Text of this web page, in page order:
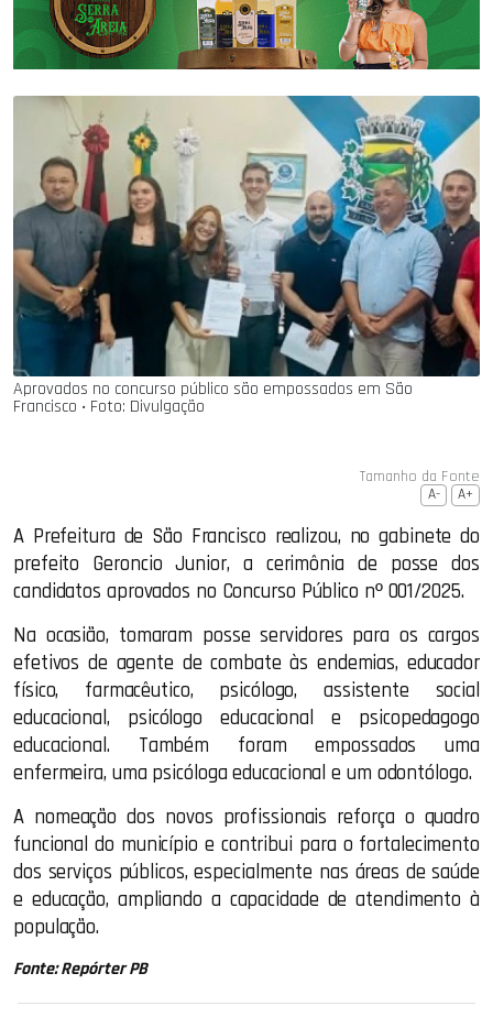
Aprovados no concurso público são empossados em São
Francisco ‧ Foto: Divulgação
Tamanho da Fonte
A- A+
A Prefeitura de São Francisco realizou, no gabinete do
prefeito Geroncio Junior, a cerimônia de posse dos
candidatos aprovados no Concurso Público nº 001/2025.
Na ocasião, tomaram posse servidores para os cargos
efetivos de agente de combate às endemias, educador
físico, farmacêutico, psicólogo, assistente social
educacional, psicólogo educacional e psicopedagogo
educacional. Também foram empossados uma
enfermeira, uma psicóloga educacional e um odontólogo.
A nomeação dos novos profissionais reforça o quadro
funcional do município e contribui para o fortalecimento
dos serviços públicos, especialmente nas áreas de saúde
e educação, ampliando a capacidade de atendimento à
população.
Fonte: Repórter PB